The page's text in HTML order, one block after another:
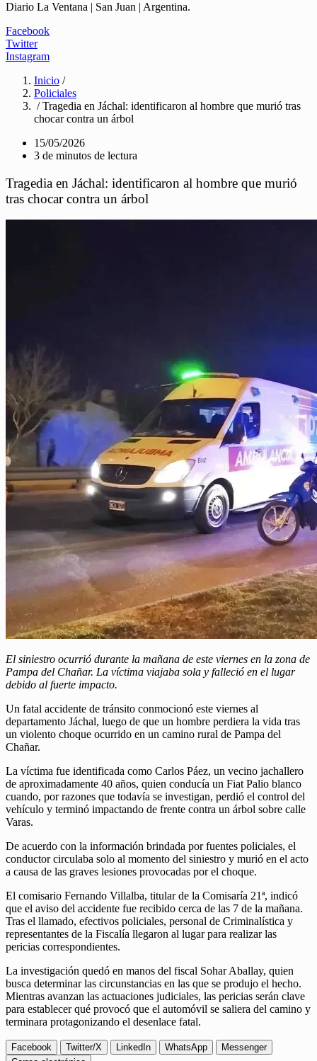
Diario La Ventana | San Juan | Argentina.
Facebook
Twitter
Instagram
Inicio /
Policiales
/ Tragedia en Jáchal: identificaron al hombre que murió tras
chocar contra un árbol
15/05/2026
3 de minutos de lectura
Tragedia en Jáchal: identificaron al hombre que murió
tras chocar contra un árbol
El siniestro ocurrió durante la mañana de este viernes en la zona de
Pampa del Chañar. La víctima viajaba sola y falleció en el lugar
debido al fuerte impacto.
Un fatal accidente de tránsito conmocionó este viernes al
departamento Jáchal, luego de que un hombre perdiera la vida tras
un violento choque ocurrido en un camino rural de Pampa del
Chañar.
La víctima fue identificada como Carlos Páez, un vecino jachallero
de aproximadamente 40 años, quien conducía un Fiat Palio blanco
cuando, por razones que todavía se investigan, perdió el control del
vehículo y terminó impactando de frente contra un árbol sobre calle
Varas.
De acuerdo con la información brindada por fuentes policiales, el
conductor circulaba solo al momento del siniestro y murió en el acto
a causa de las graves lesiones provocadas por el choque.
El comisario Fernando Villalba, titular de la Comisaría 21ª, indicó
que el aviso del accidente fue recibido cerca de las 7 de la mañana.
Tras el llamado, efectivos policiales, personal de Criminalística y
representantes de la Fiscalía llegaron al lugar para realizar las
pericias correspondientes.
La investigación quedó en manos del fiscal Sohar Aballay, quien
busca determinar las circunstancias en las que se produjo el hecho.
Mientras avanzan las actuaciones judiciales, las pericias serán clave
para establecer qué provocó que el automóvil se saliera del camino y
terminara protagonizando el desenlace fatal.
Facebook Twitter/X LinkedIn WhatsApp
Messenger